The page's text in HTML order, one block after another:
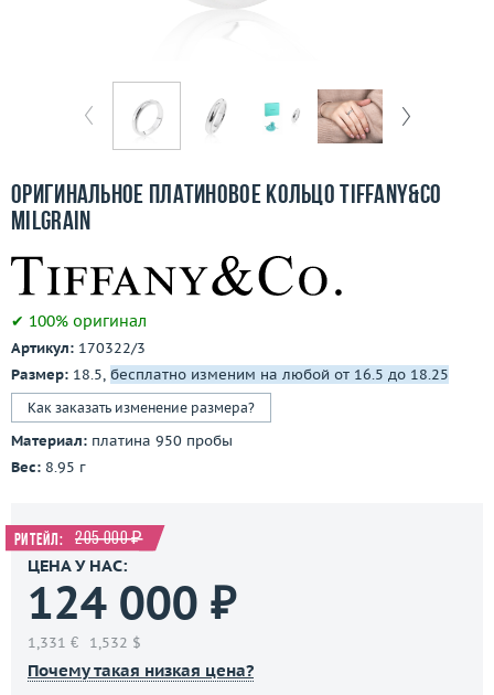
Покупка и оплата
Ломбард
Контакты
3D-тур по шоуруму
Заказать звонок
Оригинальное платиновое кольцо Tiffany&Co
Milgrain
✔ 100% оригинал
Артикул: 170322/3
Размер: 18.5, бесплатно изменим на любой от 16.5 до 18.25
Как заказать изменение размера?
Материал: платина 950 пробы
Вес: 8.95 г
Ритейл: 205 000 ₽
ЦЕНА У НАС:
124 000 ₽
1,331 € 1,532 $
Почему такая низкая цена?